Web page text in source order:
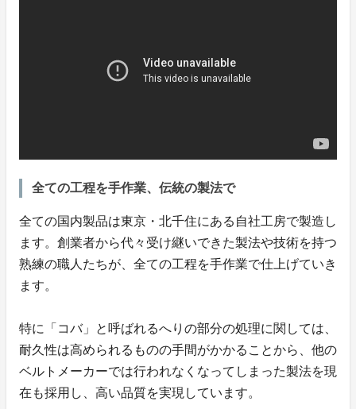
全ての工程を手作業、伝統の製法で
全ての国内製品は東京・北千住にある自社工房で製造し
ます。創業者から代々受け継いできた製法や技術を持つ
熟練の職人たちが、全ての工程を手作業で仕上げていき
ます。
特に「コバ」と呼ばれるへりの部分の処理に関しては、
耐久性は高められるものの手間がかかることから、他の
ベルトメーカーでは行われなくなってしまった製法を現
在も採用し、高い品質を実現しています。